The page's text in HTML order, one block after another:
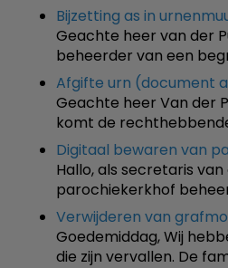
Bijzetting as in
Geachte heer van der
beheerder van een
Afgifte urn (document
Geachte heer Van der
komt de
Digitaal bewaren van
Hallo, als secretaris
parochiekerkhof
Verwijderen van
Goedemiddag, Wij
die zijn vervallen. De